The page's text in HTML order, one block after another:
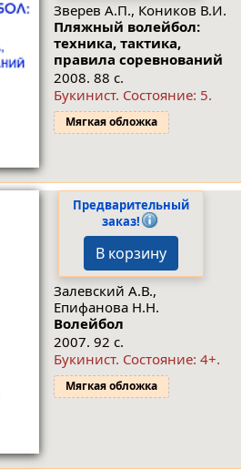
Зверев А.П., Коников В.И.
Пляжный волейбол:
техника, тактика,
правила соревнований
2008. 88 с.
Букинист. Состояние: 5.
Мягкая обложка
Предварительный
заказ!
В корзину
Залевский А.В.,
Епифанова Н.Н.
Волейбол
2007. 92 с.
Букинист. Состояние: 4+.
Мягкая обложка